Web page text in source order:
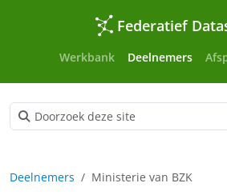
Federatief
Werkbank Deelnemers
Deelnemers Ministerie van BZK